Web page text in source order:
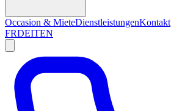
Occasion & MieteDienstleistungenKontakt
FRDEITEN